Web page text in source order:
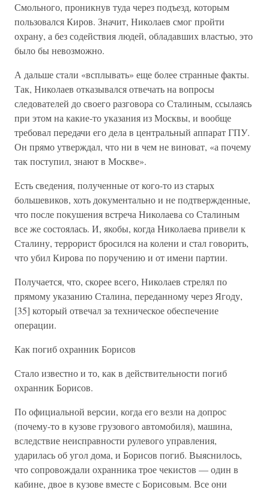
Смольного, проникнув туда через подъезд, которым
пользовался Киров. Значит, Николаев смог пройти
охрану, а без содействия людей, обладавших властью, это
было бы невозможно.
А дальше стали «всплывать» еще более странные факты.
Так, Николаев отказывался отвечать на вопросы
следователей до своего разговора со Сталиным, ссылаясь
при этом на какие-то указания из Москвы, и вообще
требовал передачи его дела в центральный аппарат ГПУ.
Он прямо утверждал, что ни в чем не виноват, «а почему
так поступил, знают в Москве».
Есть сведения, полученные от кого-то из старых
большевиков, хоть документально и не подтвержденные,
что после покушения встреча Николаева со Сталиным
все же состоялась. И, якобы, когда Николаева привели к
Сталину, террорист бросился на колени и стал говорить,
что убил Кирова по поручению и от имени партии.
Получается, что, скорее всего, Николаев стрелял по
прямому указанию Сталина, переданному через Ягоду,
[35] который отвечал за техническое обеспечение
операции.
Как погиб охранник Борисов
Стало известно и то, как в действительности погиб
охранник Борисов.
По официальной версии, когда его везли на допрос
(почему-то в кузове грузового автомобиля), машина,
вследствие неисправности рулевого управления,
ударилась об угол дома, и Борисов погиб. Выяснилось,
что сопровождали охранника трое чекистов — один в
кабине, двое в кузове вместе с Борисовым. Все они